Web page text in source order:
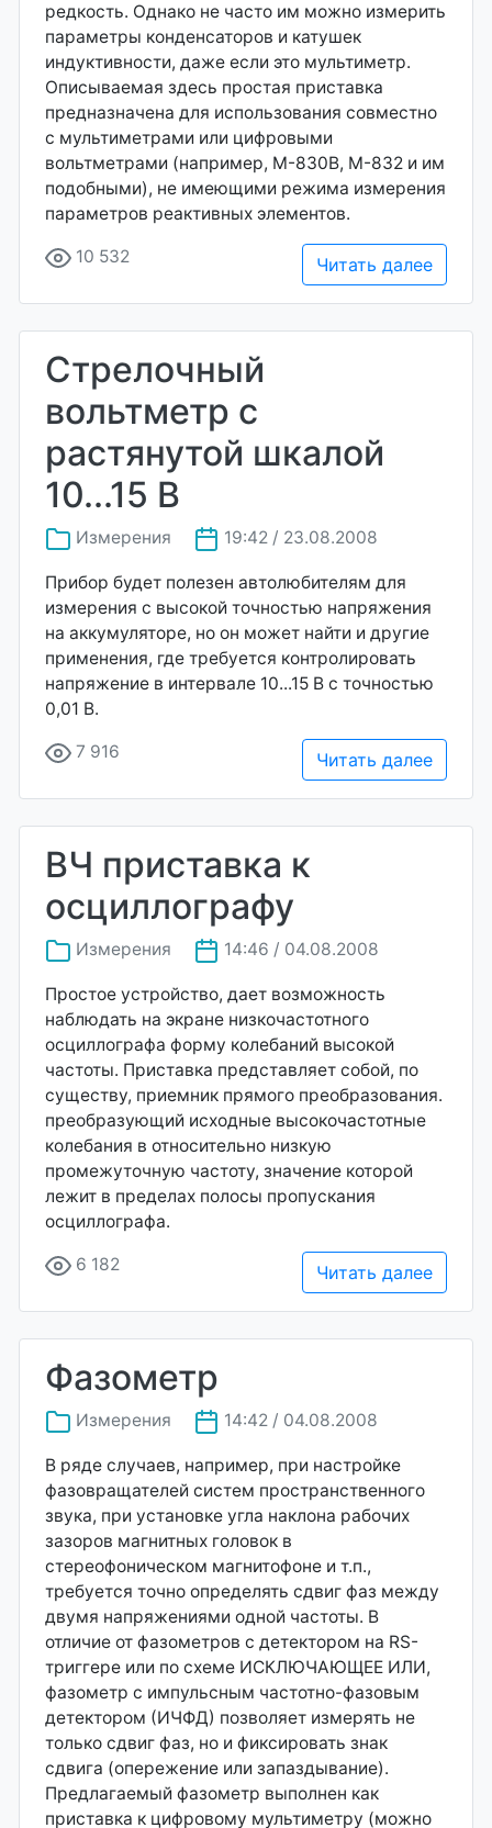
редкость. Однако не часто им можно измерить
параметры конденсаторов и катушек
индуктивности, даже если это мультиметр.
Описываемая здесь простая приставка
предназначена для использования совместно
с мультиметрами или цифровыми
вольтметрами (например, М-830В, М-832 и им
подобными), не имеющими режима измерения
параметров реактивных элементов.
10 532 Читать далее
Стрелочный
вольтметр с
растянутой шкалой
10...15 В
Измерения 19:42 / 23.08.2008
Прибор будет полезен автолюбителям для
измерения с высокой точностью напряжения
на аккумуляторе, но он может найти и другие
применения, где требуется контролировать
напряжение в интервале 10...15 В с точностью
0,01 В.
7 916 Читать далее
ВЧ приставка к
осциллографу
Измерения 14:46 / 04.08.2008
Простое устройство, дает возможность
наблюдать на экране низкочастотного
осциллографа форму колебаний высокой
частоты. Приставка представляет собой, по
существу, приемник прямого преобразования.
преобразующий исходные высокочастотные
колебания в относительно низкую
промежуточную частоту, значение которой
лежит в пределах полосы пропускания
осциллографа.
6 182 Читать далее
Фазометр
Измерения 14:42 / 04.08.2008
В ряде случаев, например, при настройке
фазовращателей систем пространственного
звука, при установке угла наклона рабочих
зазоров магнитных головок в
стереофоническом магнитофоне и т.п.,
требуется точно определять сдвиг фаз между
двумя напряжениями одной частоты. В
отличие от фазометров с детектором на RS-
триггере или по схеме ИСКЛЮЧАЮЩЕЕ ИЛИ,
фазометр с импульсным частотно-фазовым
детектором (ИЧФД) позволяет измерять не
только сдвиг фаз, но и фиксировать знак
сдвига (опережение или запаздывание).
Предлагаемый фазометр выполнен как
приставка к цифровому мультиметру (можно